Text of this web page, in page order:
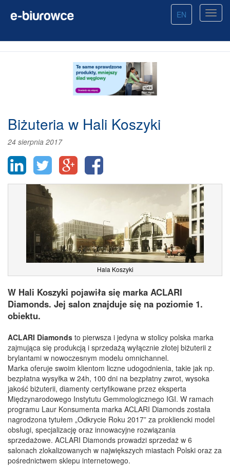
EN
Biżuteria w Hali Koszyki
24 sierpnia 2017
Hala Koszyki
W Hali Koszyki pojawiła się marka ACLARI
Diamonds. Jej salon znajduje się na poziomie 1.
obiektu.
ACLARI Diamonds to pierwsza i jedyna w stolicy polska marka
zajmująca się produkcją i sprzedażą wyłącznie złotej biżuterii z
brylantami w nowoczesnym modelu omnichannel.
Marka oferuje swoim klientom liczne udogodnienia, takie jak np.
bezpłatna wysyłka w 24h, 100 dni na bezpłatny zwrot, wysoka
jakość biżuterii, diamenty certyfikowane przez eksperta
Międzynarodowego Instytutu Gemmologicznego IGI. W ramach
programu Laur Konsumenta marka ACLARI Diamonds została
nagrodzona tytułem „Odkrycie Roku 2017” za prokliencki model
obsługi, specjalizację oraz innowacyjne rozwiązania
sprzedażowe. ACLARI Diamonds prowadzi sprzedaż w 6
salonach zlokalizowanych w największych miastach Polski oraz za
pośrednictwem sklepu internetowego.